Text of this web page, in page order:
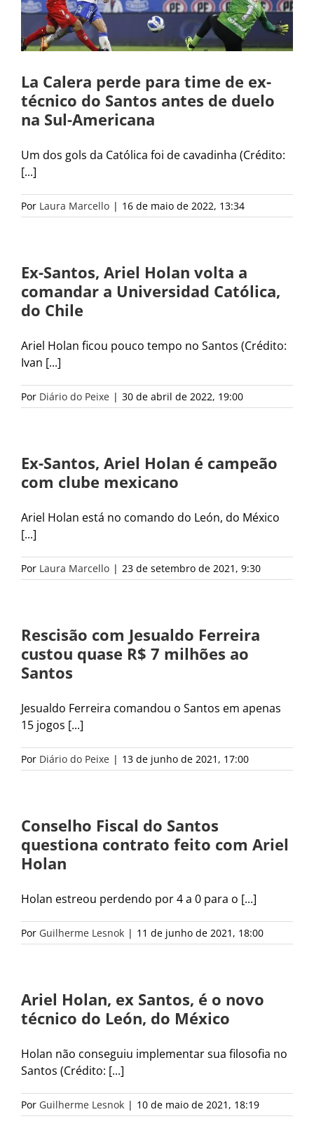
La Calera perde para time de ex-
técnico do Santos antes de duelo
na Sul-Americana
Um dos gols da Católica foi de cavadinha (Crédito:
[...]
Por Laura Marcello | 16 de maio de 2022, 13:34
Ex-Santos, Ariel Holan volta a
comandar a Universidad Católica,
do Chile
Ariel Holan ficou pouco tempo no Santos (Crédito:
Ivan [...]
Por Diário do Peixe | 30 de abril de 2022, 19:00
Ex-Santos, Ariel Holan é campeão
com clube mexicano
Ariel Holan está no comando do León, do México
[...]
Por Laura Marcello | 23 de setembro de 2021, 9:30
Rescisão com Jesualdo Ferreira
custou quase R$ 7 milhões ao
Santos
Jesualdo Ferreira comandou o Santos em apenas
15 jogos [...]
Por Diário do Peixe | 13 de junho de 2021, 17:00
Conselho Fiscal do Santos
questiona contrato feito com Ariel
Holan
Holan estreou perdendo por 4 a 0 para o [...]
Por Guilherme Lesnok | 11 de junho de 2021, 18:00
Ariel Holan, ex Santos, é o novo
técnico do León, do México
Holan não conseguiu implementar sua filosofia no
Santos (Crédito: [...]
Por Guilherme Lesnok | 10 de maio de 2021, 18:19